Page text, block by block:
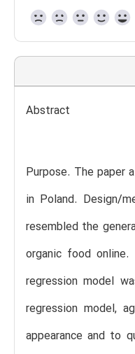
Abstract
Purpose. The paper
in Poland. Design/
resembled the
organic food
regression model
regression model,
appearance and to